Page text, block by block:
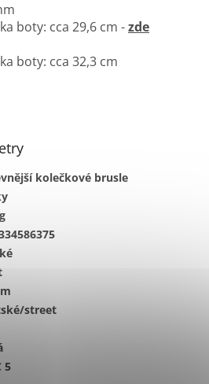
boty: cca 29,6 cm -zde
boty: cca 32,3 cm
kolečkové brusle
street
5